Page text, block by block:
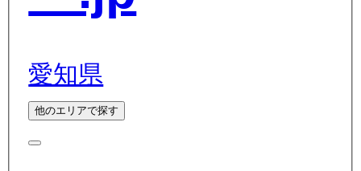
愛知県
他のエリアで探す